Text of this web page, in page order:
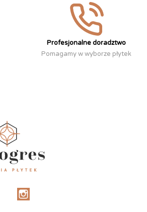
Profesjonalne doradztwo
Pomagamy w wyborze płytek
Facebook